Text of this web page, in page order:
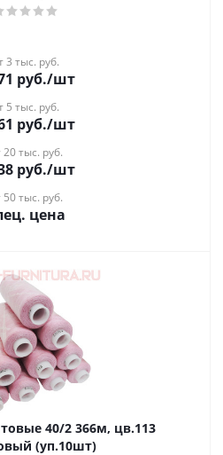
3 тыс. руб.
руб./шт
5 тыс. руб.
руб./шт
20 тыс. руб.
руб./шт
50 тыс. руб.
цена
40/2 366м, цв.113
(уп.10шт)